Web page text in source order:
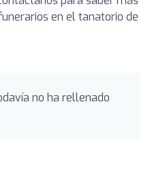
en el tanatorio de
no ha rellenado